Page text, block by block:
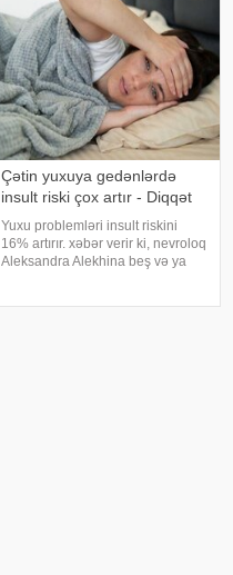
Qida təhlükəsizliyi şöbəsinin
müdir
Çətin yuxuya gedənlərdə
insult riski çox artır - Diqqət
Yuxu problemləri insult riskini
16% artırır. xəbər verir ki, nevroloq
Aleksandra Alekhina beş və ya